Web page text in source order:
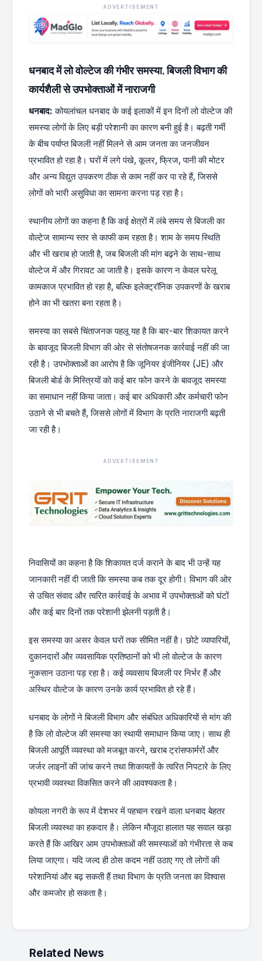
ADVERTISEMENT
धनबाद में लो वोल्टेज की गंभीर समस्या, बिजली विभाग की
कार्यशैली से उपभोक्ताओं में नाराजगी
धनबाद: कोयलांचल धनबाद के कई इलाकों में इन दिनों लो वोल्टेज की
समस्या लोगों के लिए बड़ी परेशानी का कारण बनी हुई है। बढ़ती गर्मी
के बीच पर्याप्त बिजली नहीं मिलने से आम जनता का जनजीवन
प्रभावित हो रहा है। घरों में लगे पंखे, कूलर, फ्रिज, पानी की मोटर
और अन्य विद्युत उपकरण ठीक से काम नहीं कर पा रहे हैं, जिससे
लोगों को भारी असुविधा का सामना करना पड़ रहा है।
स्थानीय लोगों का कहना है कि कई क्षेत्रों में लंबे समय से बिजली का
वोल्टेज सामान्य स्तर से काफी कम रहता है। शाम के समय स्थिति
और भी खराब हो जाती है, जब बिजली की मांग बढ़ने के साथ-साथ
वोल्टेज में और गिरावट आ जाती है। इसके कारण न केवल घरेलू
कामकाज प्रभावित हो रहा है, बल्कि इलेक्ट्रॉनिक उपकरणों के खराब
होने का भी खतरा बना रहता है।
समस्या का सबसे चिंताजनक पहलू यह है कि बार-बार शिकायत करने
के बावजूद बिजली विभाग की ओर से संतोषजनक कार्रवाई नहीं की जा
रही है। उपभोक्ताओं का आरोप है कि जूनियर इंजीनियर (JE) और
बिजली बोर्ड के मिस्त्रियों को कई बार फोन करने के बावजूद समस्या
का समाधान नहीं किया जाता। कई बार अधिकारी और कर्मचारी फोन
उठाने से भी बचते हैं, जिससे लोगों में विभाग के प्रति नाराजगी बढ़ती
जा रही है।
ADVERTISEMENT
निवासियों का कहना है कि शिकायत दर्ज कराने के बाद भी उन्हें यह
जानकारी नहीं दी जाती कि समस्या कब तक दूर होगी। विभाग की ओर
से उचित संवाद और त्वरित कार्रवाई के अभाव में उपभोक्ताओं को घंटों
और कई बार दिनों तक परेशानी झेलनी पड़ती है।
इस समस्या का असर केवल घरों तक सीमित नहीं है। छोटे व्यापारियों,
दुकानदारों और व्यवसायिक प्रतिष्ठानों को भी लो वोल्टेज के कारण
नुकसान उठाना पड़ रहा है। कई व्यवसाय बिजली पर निर्भर हैं और
अस्थिर वोल्टेज के कारण उनके कार्य प्रभावित हो रहे हैं।
धनबाद के लोगों ने बिजली विभाग और संबंधित अधिकारियों से मांग की
है कि लो वोल्टेज की समस्या का स्थायी समाधान किया जाए। साथ ही
बिजली आपूर्ति व्यवस्था को मजबूत करने, खराब ट्रांसफार्मरों और
जर्जर लाइनों की जांच करने तथा शिकायतों के त्वरित निपटारे के लिए
प्रभावी व्यवस्था विकसित करने की आवश्यकता है।
कोयला नगरी के रूप में देशभर में पहचान रखने वाला धनबाद बेहतर
बिजली व्यवस्था का हकदार है। लेकिन मौजूदा हालात यह सवाल खड़ा
करते हैं कि आखिर आम उपभोक्ताओं की समस्याओं को गंभीरता से कब
लिया जाएगा। यदि जल्द ही ठोस कदम नहीं उठाए गए तो लोगों की
परेशानियां और बढ़ सकती हैं तथा विभाग के प्रति जनता का विश्वास
और कमजोर हो सकता है।
Related News